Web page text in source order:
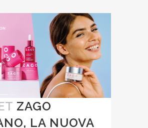
ZAGO
LA NUOVA